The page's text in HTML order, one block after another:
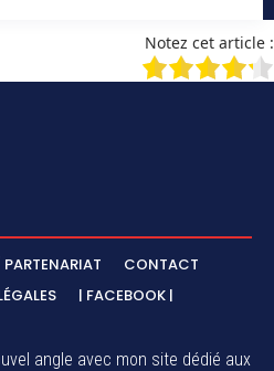
Notez cet article :
CONTACT
| FACEBOOK |
angle avec mon site dédié aux